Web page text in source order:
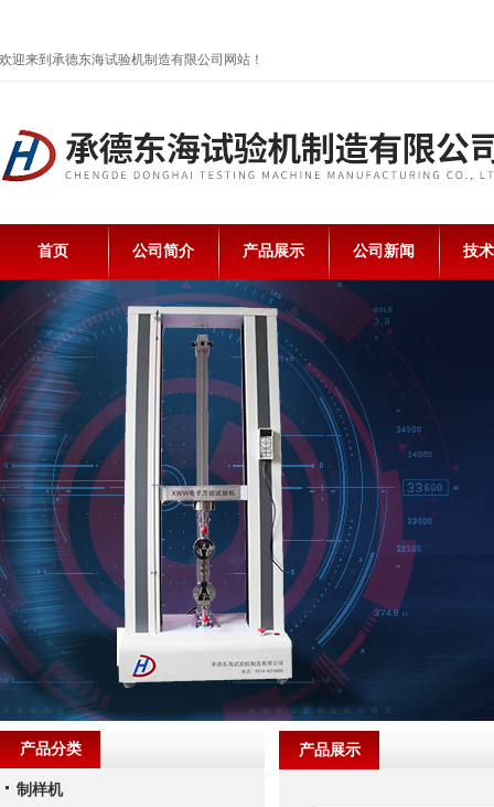
欢迎来到承德东海试验机制造有限公司网站！
首页 公司简介 产品展示 公司新闻 技
产品展示
产品分类
制样机